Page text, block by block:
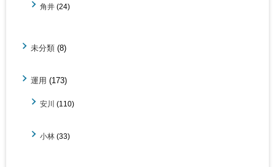
角井 (24)
未分類 (8)
運用 (173)
安川 (110)
小林 (33)